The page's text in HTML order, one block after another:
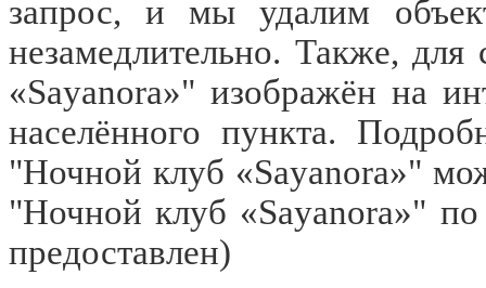
запрос, и мы удалим
незамедлительно. Также,
«Sayanora»" изображён на
населённого пункта.
"Ночной клуб «Sayanora»"
"Ночной клуб «Sayanora»"
предоставлен)